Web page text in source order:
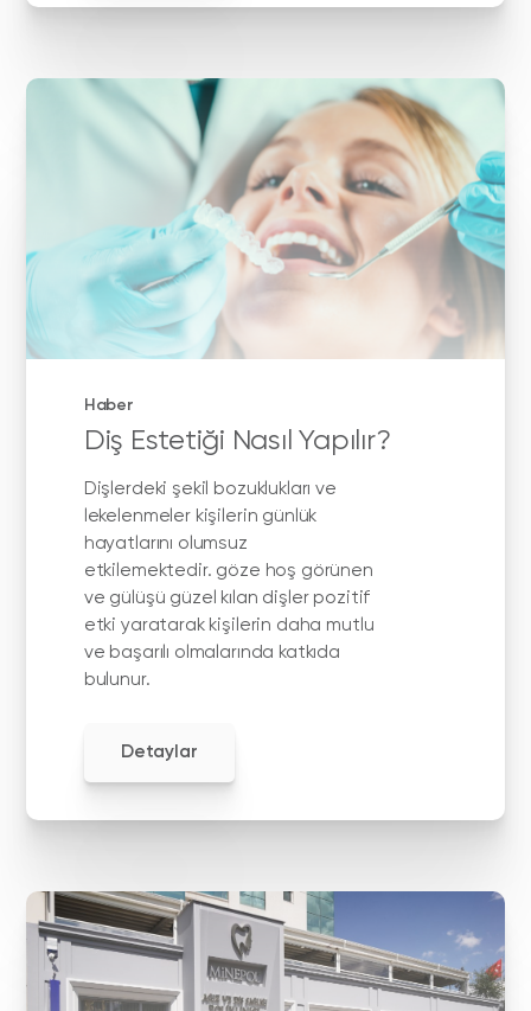
Haber
Diş Estetiği Nasıl Yapılır?
Dişlerdeki şekil bozuklukları ve
lekelenmeler kişilerin günlük
hayatlarını olumsuz
etkilemektedir. göze hoş görünen
ve gülüşü güzel kılan dişler pozitif
etki yaratarak kişilerin daha mutlu
ve başarılı olmalarında katkıda
bulunur.
Detaylar